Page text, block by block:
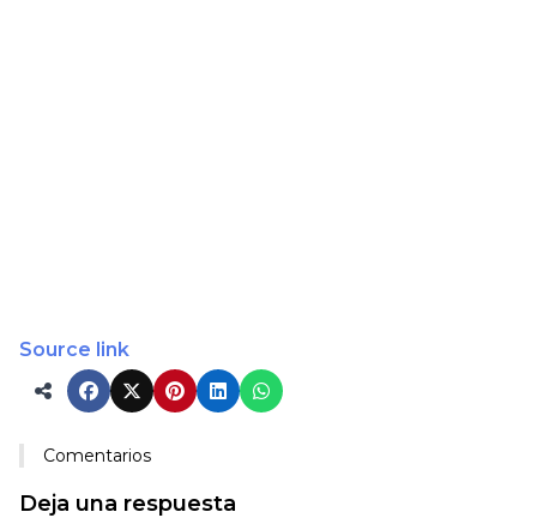
Source link
Comentarios
Deja una respuesta